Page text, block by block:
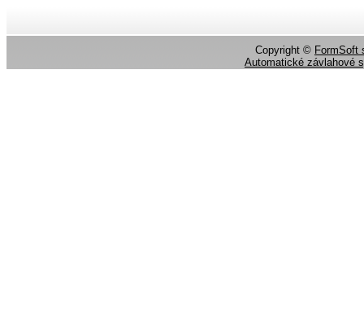
Copyright © FormSoft
Automatické závlahové